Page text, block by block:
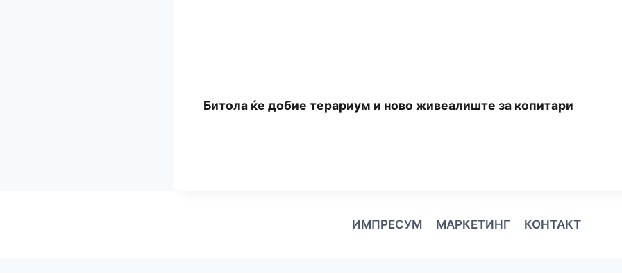
Битола ќе добие терариум и ново живеалиште за копитари
ИМПРЕСУМ МАРКЕТИНГ КОНТАКТ